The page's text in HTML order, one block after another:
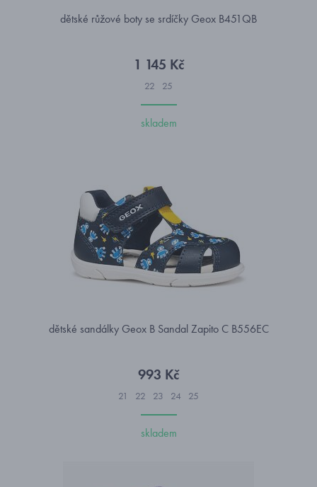
dětské růžové boty se srdíčky Geox B451QB
1 145 Kč
22 25
skladem
dětské sandálky Geox B Sandal Zapito C B556EC
993 Kč
21 22 23 24 25
skladem